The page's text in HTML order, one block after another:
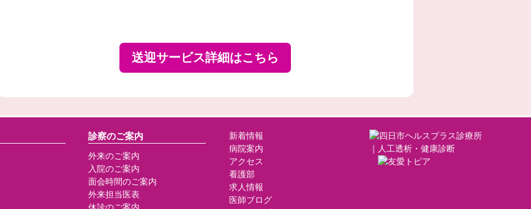
送迎サービス詳細はこちら
診察のご案内
外来のご案内
入院のご案内
面会時間のご案内
外来担当医表
新着情報
病院案内
アクセス
看護部
求人情報
医師ブログ